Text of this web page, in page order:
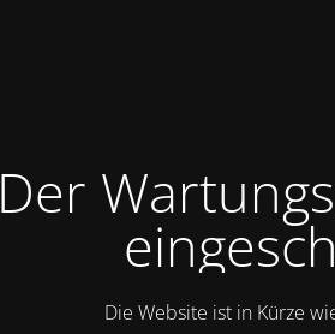
Der
Die Website ist in Kürze